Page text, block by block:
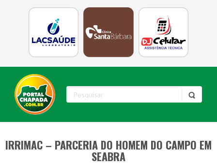
IRRIMAC – PARCERIA DO HOMEM DO CAMPO EM
SEABRA